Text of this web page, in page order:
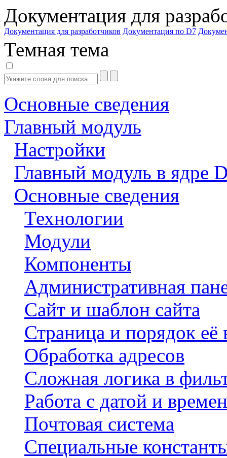
Документация для
Документация для разработчиков Документация по D7
Темная тема
Основные сведения
Главный модуль
Настройки
Главный модуль в ядре
Основные сведения
Технологии
Модули
Компоненты
Административная
Сайт и шаблон сайта
Страница и порядок её
Обработка адресов
Сложная логика в
Работа с датой и
Почтовая система
Специальные